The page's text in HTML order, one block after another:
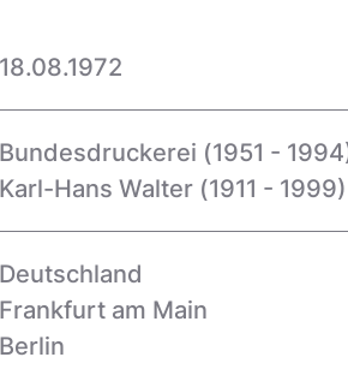
18.08.1972
Bundesdruckerei (1951 -
Karl-Hans Walter (1911 - 1999)
Deutschland
Frankfurt am Main
Berlin